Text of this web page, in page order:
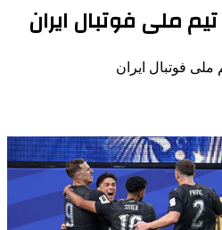
ملی فوتبال ایران